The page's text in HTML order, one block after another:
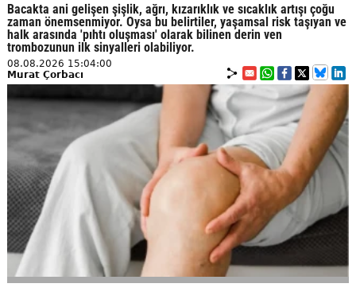
Bacakta ani gelişen şişlik, ağrı, kızarıklık ve sıcaklık artışı çoğu
zaman önemsenmiyor. Oysa bu belirtiler, yaşamsal risk taşıyan ve
halk arasında 'pıhtı oluşması' olarak bilinen derin ven
trombozunun ilk sinyalleri olabiliyor.
08.08.2026 15:04:00
Murat Çorbacı